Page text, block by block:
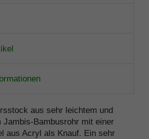
aus sehr leichtem und
Jambis-Bambusrohr mit einer
aus Acryl als Knauf. Ein sehr